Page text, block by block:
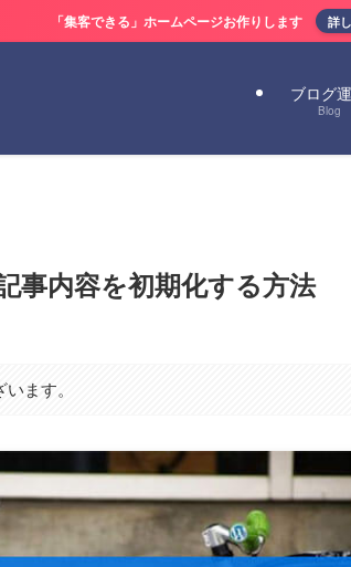
「集客できる」ホームページお作りします 詳
ブログ
Blog
事内容を初期化する方法
ます。